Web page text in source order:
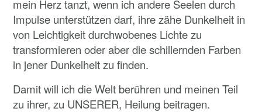
mein Herz tanzt, wenn ich andere Seelen durch
Impulse unterstützen darf, ihre zähe Dunkelheit in
von Leichtigkeit durchwobenes Lichte zu
transformieren oder aber die schillernden Farben
in jener Dunkelheit zu finden.
Damit will ich die Welt berühren und meinen Teil
zu ihrer, zu UNSERER, Heilung beitragen.